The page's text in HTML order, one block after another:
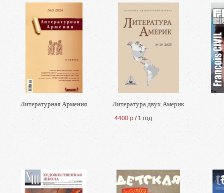
Литературная Армения Литература двух Америк
4400 р / 1 год